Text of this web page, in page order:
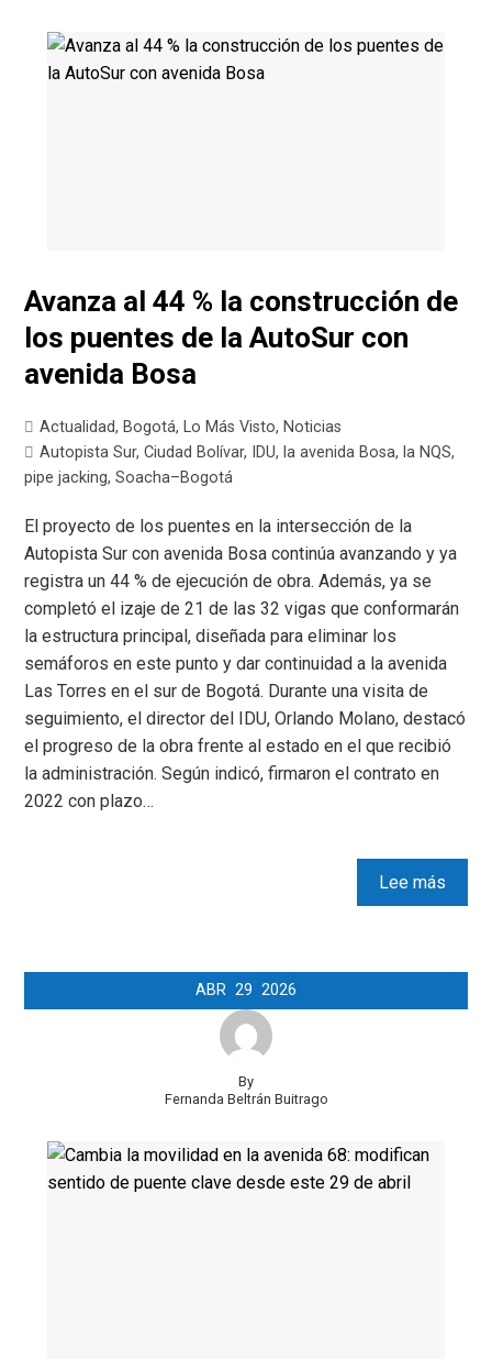
Avanza al 44 % la construcción de
los puentes de la AutoSur con
avenida Bosa
Actualidad, Bogotá, Lo Más Visto, Noticias
Autopista Sur,Ciudad Bolívar, IDU, la avenida Bosa, la NQS,
pipe jacking,Soacha–Bogotá
El proyecto de los puentes en la intersección de la
Autopista Sur con avenida Bosa continúa avanzando y ya
registra un 44 % de ejecución de obra. Además, ya se
completó el izaje de 21 de las 32 vigas que conformarán
la estructura principal, diseñada para eliminar los
semáforos en este punto y dar continuidad a la avenida
Las Torres en el sur de Bogotá. Durante una visita de
seguimiento, el director del IDU, Orlando Molano, destacó
el progreso de la obra frente al estado en el que recibió
la administración. Según indicó, firmaron el contrato en
2022 con plazo…
Lee más
ABR 29 2026
By
Fernanda Beltrán Buitrago